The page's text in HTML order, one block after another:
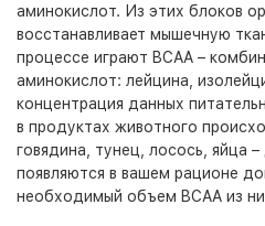
аминокислот. Из этих блоков
восстанавливает мышечную
процессе играют BCAA –
аминокислот: лейцина,
концентрация данных
в продуктах животного
говядина, тунец, лосось, яйца
появляются в вашем рационе
необходимый объем BCAA из